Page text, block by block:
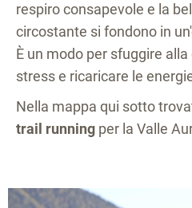
respiro consapevole e la
circostante si fondono in
È un modo per sfuggire
stress e ricaricare le
Nella mappa qui sotto
trail running per la Valle